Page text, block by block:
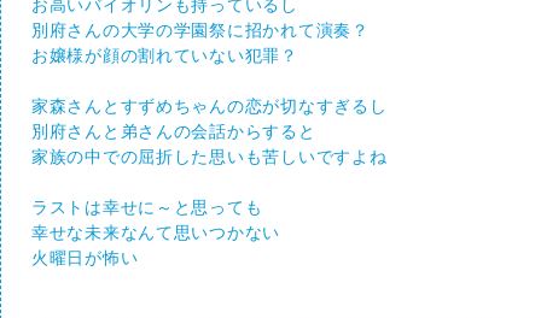
お高いバイオリンも持っているし
別府さんの大学の学園祭に招かれて演奏？
お嬢様が顔の割れていない犯罪？
家森さんとすずめちゃんの恋が切なすぎるし
別府さんと弟さんの会話からすると
家族の中での屈折した思いも苦しいですよね
ラストは幸せに～と思っても
幸せな未来なんて思いつかない
火曜日が怖い